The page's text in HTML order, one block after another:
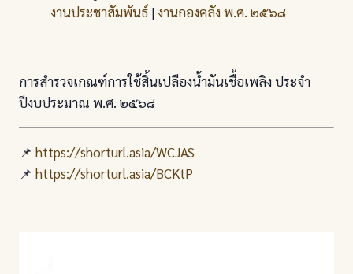
งานประชาสัมพันธ์ |งานกองคลัง พ.ศ. ๒๕๖๘
การสำรวจเกณฑ์การใช้สิ้นเปลืองน้ำมันเชื้อเพลิง ประจำ
ปีงบประมาณ พ.ศ. ๒๕๖๘
📌 https://shorturl.asia/WCJAS
📌 https://shorturl.asia/BCKtP